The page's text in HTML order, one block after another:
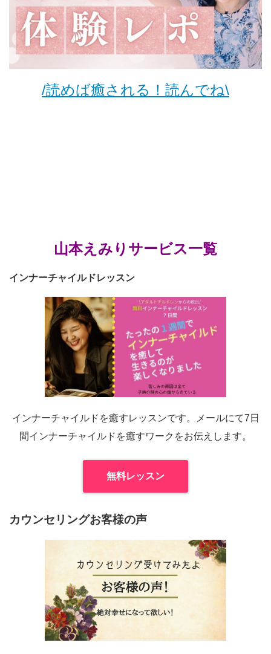
/読めば癒される！読んでね\
山本えみりサービス一覧
インナーチャイルドレッスン
インナーチャイルドを癒すレッスンです。メールにて7日
間インナーチャイルドを癒すワークをお伝えします。
無料レッスン
カウンセリングお客様の声